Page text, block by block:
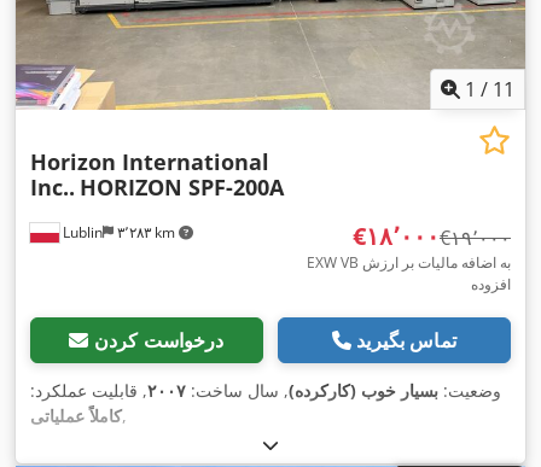
1 / 11
Lublin ۳٬۲۸۳ km
Horizon International
Inc.. HORIZON SPF-200A
‎€۱۸٬۰۰۰ ‎€۱۹٬۰۰۰
EXW VB به اضافه مالیات بر ارزش
افزوده
درخواست کردن تماس بگیرید
وضعیت: بسیار خوب (کارکرده), سال ساخت: ۲۰۰۷, قابلیت عملکرد:
کاملاً عملیاتی,